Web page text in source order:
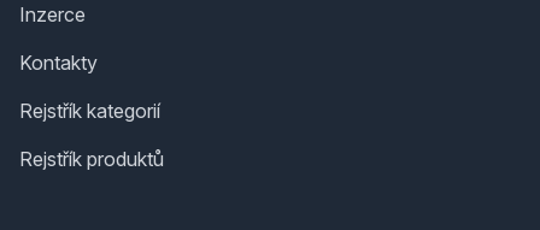
Inzerce
Kontakty
Rejstřík kategorií
Rejstřík produktů